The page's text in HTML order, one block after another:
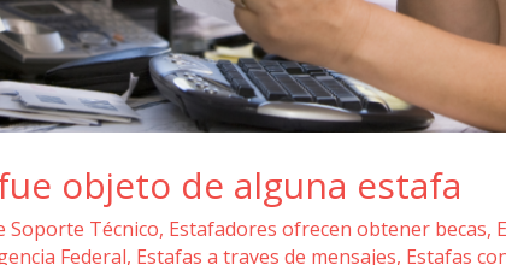
objeto de alguna estafa
Soporte Técnico, Estafadores ofrecen obtener becas,
Federal, Estafas a traves de mensajes, Estafas